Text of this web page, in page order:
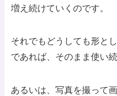
増え続けていくのです。
それでもどうしても形と
であれば、そのまま使い続
あるいは、写真を撮って